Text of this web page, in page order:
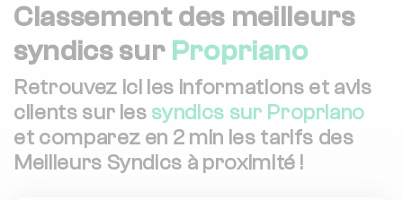
Classement des meilleurs
syndics sur Propriano
Retrouvez ici les informations et avis
clients sur les syndics sur Propriano
et comparez en 2 min les tarifs des
Meilleurs Syndics à proximité !